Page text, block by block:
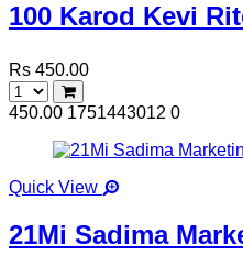
100 Karod Kevi
Rs 450.00
450.00 1751443012 0
Quick View
21Mi Sadima